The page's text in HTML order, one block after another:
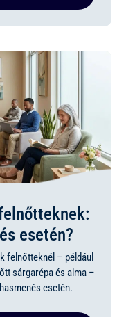
esetén?
felnőtteknél – például
sárgarépa és alma –
esetén.